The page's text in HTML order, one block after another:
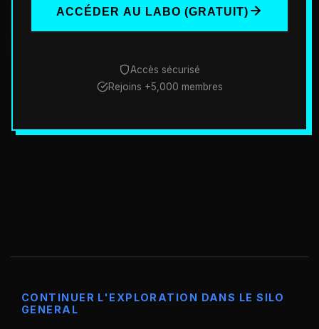
ACCÉDER AU LABO (GRATUIT)
Accès sécurisé
Rejoins +5,000 membres
CONTINUER L'EXPLORATION DANS LE SILO
GENERAL